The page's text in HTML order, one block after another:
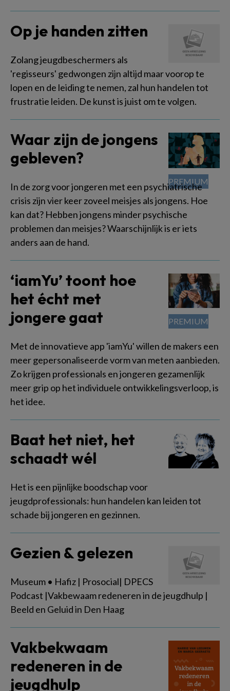
Op je handen zitten
Zolang jeugdbeschermers als
'regisseurs' gedwongen zijn altijd maar voorop te
lopen en de leiding te nemen, zal hun handelen tot
frustratie leiden. De kunst is juist om te volgen.
Waar zijn de jongens
gebleven?
In de zorg voor jongeren met een psychiatrische
crisis zijn vier keer zoveel meisjes als jongens. Hoe
kan dat? Hebben jongens minder psychische
problemen dan meisjes? Waarschijnlijk is er iets
anders aan de hand.
‘iamYu’ toont hoe
het écht met
jongere gaat
Met de innovatieve app 'iamYu' willen de makers een
meer gepersonaliseerde vorm van meten aanbieden.
Zo krijgen professionals en jongeren gezamenlijk
meer grip op het individuele ontwikkelingsverloop, is
het idee.
Baat het niet, het
schaadt wél
Het is een pijnlijke boodschap voor
jeugdprofessionals: hun handelen kan leiden tot
schade bij jongeren en gezinnen.
Gezien & gelezen
Museum • Hafiz | Prosocial| DPECS
Podcast |Vakbewaam redeneren in de jeugdhulp |
Beeld en Geluid in Den Haag
Vakbekwaam
redeneren in de
jeugdhulp